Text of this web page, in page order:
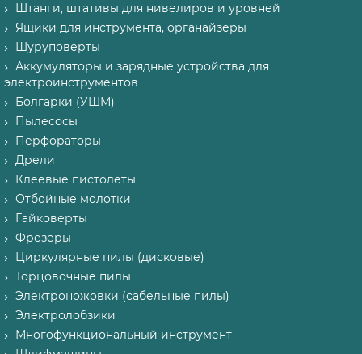
Штанги, штативы для нивелиров и уровней
Ящики для инструмента, органайзеры
Шуруповерты
Аккумуляторы и зарядные устройства для
электроинструментов
Болгарки (УШМ)
Пылесосы
Перфораторы
Дрели
Клеевые пистолеты
Отбойные молотки
Гайковерты
Фрезеры
Циркулярные пилы (дисковые)
Торцовочные пилы
Электроножовки (сабельные пилы)
Электролобзики
Многофункциональный инструмент